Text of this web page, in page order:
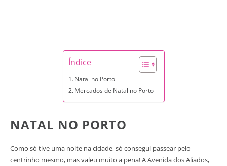
Índice
Natal no Porto
Mercados de Natal no Porto
NATAL NO PORTO
Como só tive uma noite na cidade, só consegui passear pelo
centrinho mesmo, mas valeu muito a pena! A Avenida dos Aliados,